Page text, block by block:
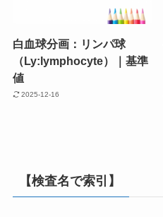
白血球分画：リンパ球
（Ly:lymphocyte）｜基準
値
2025-12-16
【検査名で索引】